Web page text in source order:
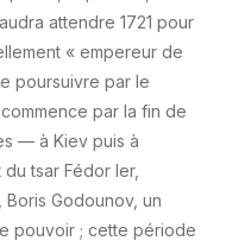
attendre 1721 pour
« empereur de
poursuivre par le
par la fin de
— à Kiev puis à
tsar Fédor Ier,
Godounov, un
pouvoir ; cette période